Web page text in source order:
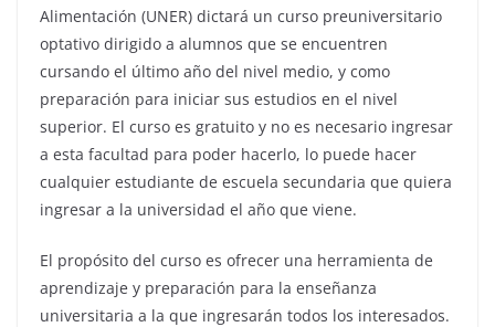
Alimentación (UNER) dictará un curso preuniversitario
optativo dirigido a alumnos que se encuentren
cursando el último año del nivel medio, y como
preparación para iniciar sus estudios en el nivel
superior. El curso es gratuito y no es necesario ingresar
a esta facultad para poder hacerlo, lo puede hacer
cualquier estudiante de escuela secundaria que quiera
ingresar a la universidad el año que viene.
El propósito del curso es ofrecer una herramienta de
aprendizaje y preparación para la enseñanza
universitaria a la que ingresarán todos los interesados.